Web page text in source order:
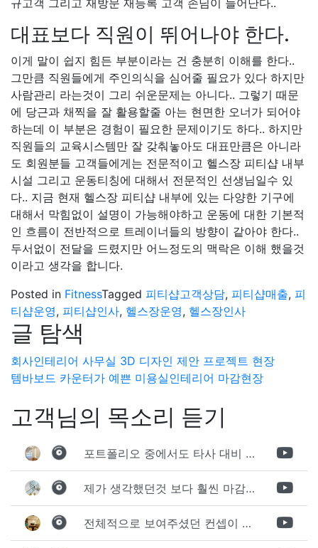
규고객 그리고 재방문 재등록 고객 손님이 늘어난다..
대표보다 직원이 뛰어나야 한다.
이게 말이 쉽지 힘든 부분이라는 건 충분히 이해를 한다..
그만큼 직원들에게 주인의식을 심어줄 필요가 있다 하지만
사람관리 라는것이 그리 쉬운문제는 아니다.. 그렇기 때문
에 당근과 채찍을 잘 활용할줄 아는 현면한 오너가 되어야
하는데 이 부분은 경험이 필요한 문제이기도 하다.. 하지만
직원들의 교육시스템만 잘 갖춰놓아도 대표만큼은 아니라
도 회원분들 고객들에게는 전문적이고 헬스장 피티샵 내부
시설 그리고 운동티칭에 대해서 전문적인 선생님일수 있
다.. 지금 현재 헬스장 피티샵 내부에 있는 다양한 기구에
대해서 막힘없이 설명이 가능해야하고 운동에 대한 기본적
인 흐름이 전반적으로 트레이너들의 방향이 같아야 한다..
두서없이 전달을 드렸지만 어느정도의 맥락은 이해 했을것
이라고 생각을 합니다.
Posted in FitnessTagged 피티샵고객상담, 피티샵매출, 피
티샵운영, 피티샵인사, 헬스장운영, 헬스장인사
글 탐색
회사인테리어 사무실 3D 디자인 제안 프로젝트 현장
템바보드 카운터가 예쁜 미용실인테리어 마감현장
고객님의 목소리 듣기
포트폴리오 중에서도 타사 대비 상세하게 진행되는것 같다는 느낌을 많이 받았습니다. 시공 기반과 디자인기반의 인테리어 회사의 차이점을 알게되었는데 인테리어 디자인 기반의 회사와의 컨텍이 굉장히 만족스러웠습니다.
제가 생각했던것 보다 훨씬 마감이 멋있게 잘 나왔습니다. 바닥 이라던지 벽지색상 그리고 통유리로 추천 해주신것도 참 좋았습니다. 916의 노하우를 잘 살려서 공사는 잘 마무리 된것 같습니다.
전체적으로 보여주셨던 컨셉이 너무 마음에 들었고 실장님께서 개인적으로 만족감 있는 공사를 하고 있다는 느낌이 좋았습니다.